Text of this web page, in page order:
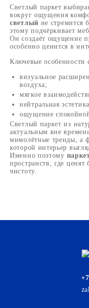
Светлый паркет
вокруг ощущения
светлый не стремится
этому подчёркивает
Он создаёт ощущение
особенно ценится в
Ключевые особенности
визуальное
воздуха;
мягкое
нейтральная
ощущение
Светлый паркет из
актуальным вне
мимолётные тренды, а
которой интерьер
Именно поэтому
пространств, где ценят
чистоту.